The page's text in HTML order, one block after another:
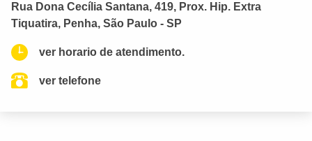
Rua Dona Cecília Santana, 419, Prox. Hip. Extra
Tiquatira, Penha, São Paulo - SP
ver horario de atendimento.
ver telefone